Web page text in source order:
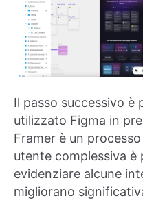
Il passo successivo è
utilizzato Figma in
Framer è un
utente complessiva è
evidenziare alcune
migliorano